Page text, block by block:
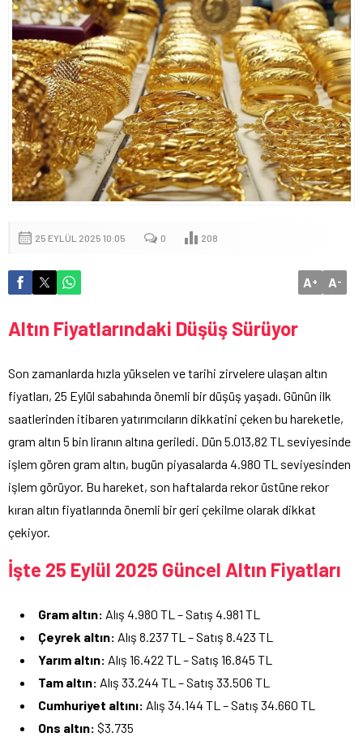
25 EYLÜL 2025 10:05 0 208
A+ A-
Altın Fiyatlarındaki Düşüş Sürüyor
Son zamanlarda hızla yükselen ve tarihi zirvelere ulaşan altın
fiyatları, 25 Eylül sabahında önemli bir düşüş yaşadı. Günün ilk
saatlerinden itibaren yatırımcıların dikkatini çeken bu hareketle,
gram altın 5 bin liranın altına geriledi. Dün 5.013,82 TL seviyesinde
işlem gören gram altın, bugün piyasalarda 4.980 TL seviyesinden
işlem görüyor. Bu hareket, son haftalarda rekor üstüne rekor
kıran altın fiyatlarında önemli bir geri çekilme olarak dikkat
çekiyor.
İşte 25 Eylül 2025 Güncel Altın Fiyatları
Gram altın: Alış 4.980 TL – Satış 4.981 TL
Çeyrek altın: Alış 8.237 TL – Satış 8.423 TL
Yarım altın: Alış 16.422 TL – Satış 16.845 TL
Tam altın: Alış 33.244 TL – Satış 33.506 TL
Cumhuriyet altını: Alış 34.144 TL – Satış 34.660 TL
Ons altın: $3.735